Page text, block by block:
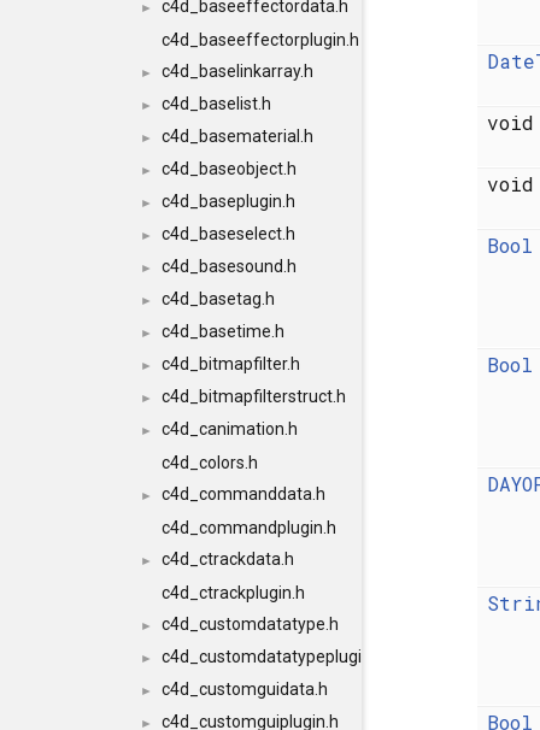
►
c4d_baseeffectordata.h
c4d_baseeffectorplugin.h
► c4d_baselinkarray.h
► c4d_baselist.h
► c4d_basematerial.h
► c4d_baseobject.h
► c4d_baseplugin.h
► c4d_baseselect.h
► c4d_basesound.h
► c4d_basetag.h
► c4d_basetime.h
► c4d_bitmapfilter.h
► c4d_bitmapfilterstruct.h
►
c4d_canimation.h
c4d_colors.h
►
c4d_commanddata.h
c4d_commandplugin.h
►
c4d_ctrackdata.h
c4d_ctrackplugin.h
► c4d_customdatatype.h
► c4d_customdatatypeplugin.h
► c4d_customguidata.h
► c4d_customguiplugin.h
Bool
Bool
Bool